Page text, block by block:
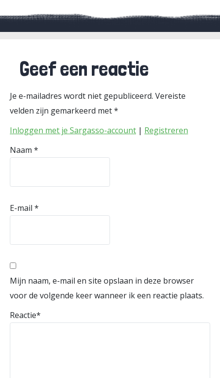
Geef een reactie
Je e-mailadres wordt niet gepubliceerd. Vereiste
velden zijn gemarkeerd met*
Inloggen met je Sargasso-account | Registreren
Naam *
E-mail *
Mijn naam, e-mail en site opslaan in deze browser
voor de volgende keer wanneer ik een reactie plaats.
Reactie*